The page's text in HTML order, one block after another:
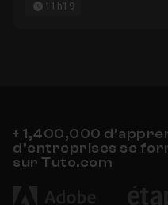
11h19
+ 1,400,000
d’entreprises se
sur Tuto.com